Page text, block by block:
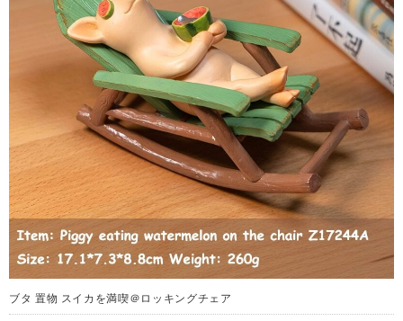
ブタ 置物 スイカを満喫＠ロッキングチェア